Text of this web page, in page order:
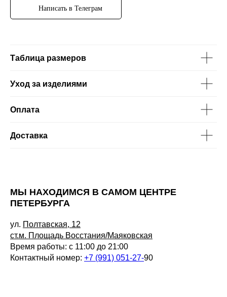
Написать в Телеграм
Таблица размеров
Уход за изделиями
Оплата
Доставка
МЫ НАХОДИМСЯ В САМОМ ЦЕНТРЕ
ПЕТЕРБУРГА
ул. Полтавская, 12
ст.м. Площадь Восстания/Маяковская
Время работы: с 11:00 до 21:00
Контактный номер: +7 (991) 051-27-90